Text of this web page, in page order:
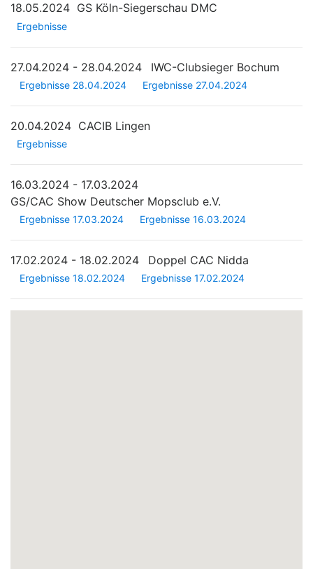
18.05.2024 GS Köln-Siegerschau DMC
Ergebnisse
27.04.2024 - 28.04.2024 IWC-Clubsieger Bochum
Ergebnisse 28.04.2024 Ergebnisse 27.04.2024
20.04.2024 CACIB Lingen
Ergebnisse
16.03.2024 - 17.03.2024
GS/CAC Show Deutscher Mopsclub e.V.
Ergebnisse 17.03.2024 Ergebnisse 16.03.2024
17.02.2024 - 18.02.2024 Doppel CAC Nidda
Ergebnisse 18.02.2024 Ergebnisse 17.02.2024